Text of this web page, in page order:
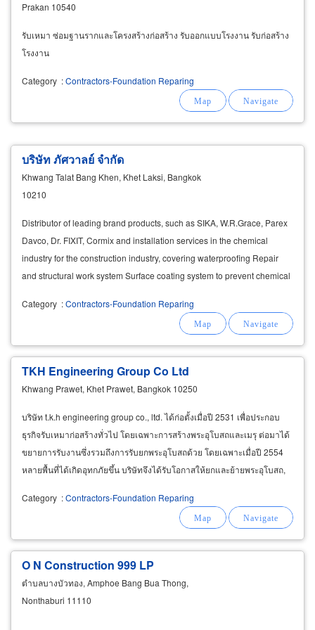
Prakan 10540
รับเหมา ซ่อมฐานรากและโครงสร้างก่อสร้าง รับออกแบบโรงงาน รับก่อสร้าง
โรงงาน
Category :Contractors-Foundation Reparing
บริษัท ภัศวาลย์ จำกัด
Khwang Talat Bang Khen, Khet Laksi, Bangkok
10210
Distributor of leading brand products, such as SIKA, W.R.Grace, Parex
Davco, Dr. FIXIT, Cormix and installation services in the chemical
industry for the construction industry, covering waterproofing Repair
and structural work system Surface coating system to prevent chemical
Category :Contractors-Foundation Reparing
TKH Engineering Group Co Ltd
Khwang Prawet, Khet Prawet, Bangkok 10250
บริษัท t.k.h engineering group co., ltd. ได้ก่อตั้งเมื่อปี 2531 เพื่อประกอบ
ธุรกิจรับเหมาก่อสร้างทั่วไป โดยเฉพาะการสร้างพระอุโบสถและเมรุ ต่อมาได้
ขยายการรับงานซึ่งรวมถึงการรับยกพระอุโบสถด้วย โดยเฉพาะเมื่อปี 2554
หลายพื้นที่ได้เกิดอุทกภัยขึ้น บริษัทจึงได้รับโอกาสให้ยกและย้ายพระอุโบสถ,
Category :Contractors-Foundation Reparing
O N Construction 999 LP
ตำบลบางบัวทอง, Amphoe Bang Bua Thong,
Nonthaburi 11110